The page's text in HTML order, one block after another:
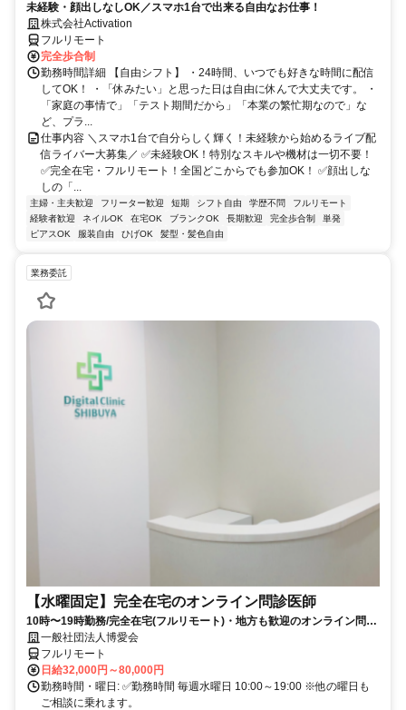
未経験・顔出しなしOK／スマホ1台で出来る自由なお仕事！
株式会社Activation
フルリモート
完全歩合制
勤務時間詳細 【自由シフト】 ・24時間、いつでも好きな時間に配信
してOK！ ・「休みたい」と思った日は自由に休んで大丈夫です。 ・
「家庭の事情で」「テスト期間だから」「本業の繁忙期なので」な
ど、プラ...
仕事内容 ＼スマホ1台で自分らしく輝く！未経験から始めるライブ配
信ライバー大募集／ ✅未経験OK！特別なスキルや機材は一切不要！
✅完全在宅・フルリモート！全国どこからでも参加OK！ ✅顔出しな
しの「...
主婦・主夫歓迎 フリーター歓迎 短期 シフト自由 学歴不問
フルリモート
経験者歓迎
ネイルOK 在宅OK ブランクOK 長期歓迎 完全歩合制
単発
ピアスOK
服装自由 ひげOK 髪型・髪色自由
業務委託
【水曜固定】完全在宅のオンライン問診医師
10時〜19時勤務/完全在宅(フルリモート)・地方も歓迎のオンライン問診
業務一般社団法人博愛会
フルリモート
日給32,000円～80,000円
勤務時間・曜日: ✅勤務時間 毎週水曜日 10:00～19:00 ※他の曜日も
ご相談に乗れます。